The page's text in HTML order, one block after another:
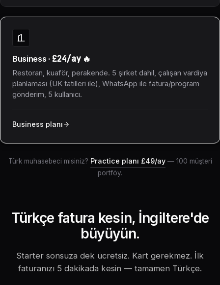
Business · £24/ay🔥
Restoran, kuaför, perakende. 5 şirket dahil, çalışan vardiya
planlaması (UK tatilleri ile), WhatsApp ile fatura/program
gönderim, 5 kullanıcı.
Business planı
Türk muhasebeci misiniz? Practice planı £49/ay— 100 müşteri
portföy.
Türkçe fatura kesin, İngiltere'de
büyüyün.
Starter sonsuza dek ücretsiz. Kart gerekmez. İlk
faturanızı 5 dakikada kesin — tamamen Türkçe.